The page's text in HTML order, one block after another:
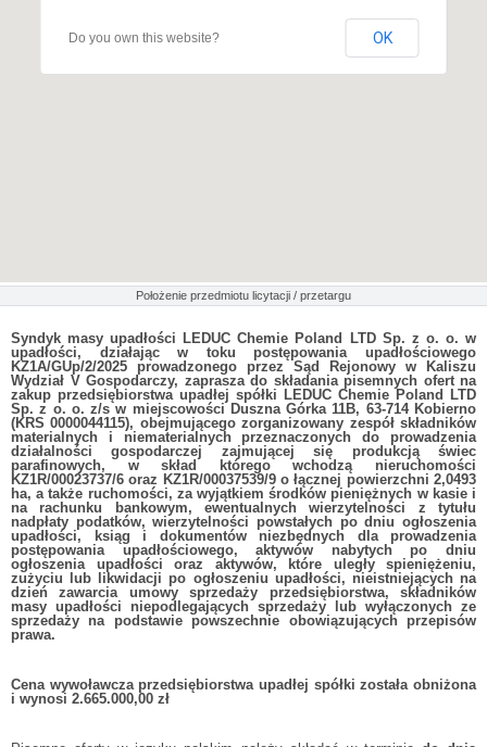
Do you own this website? OK
Położenie przedmiotu licytacji / przetargu
Syndyk masy upadłości LEDUC Chemie Poland LTD Sp. z o. o. w
upadłości, działając w toku postępowania upadłościowego
KZ1A/GUp/2/2025 prowadzonego przez Sąd Rejonowy w Kaliszu
Wydział V Gospodarczy, zaprasza do składania pisemnych ofert na
zakup przedsiębiorstwa upadłej spółki LEDUC Chemie Poland LTD
Sp. z o. o. z/s w miejscowości Duszna Górka 11B, 63-714 Kobierno
(KRS 0000044115), obejmującego zorganizowany zespół składników
materialnych i niematerialnych przeznaczonych do prowadzenia
działalności gospodarczej zajmującej się produkcją świec
parafinowych, w skład którego wchodzą nieruchomości
KZ1R/00023737/6 oraz KZ1R/00037539/9 o łącznej powierzchni 2,0493
ha, a także ruchomości, za wyjątkiem środków pieniężnych w kasie i
na rachunku bankowym, ewentualnych wierzytelności z tytułu
nadpłaty podatków, wierzytelności powstałych po dniu ogłoszenia
upadłości, ksiąg i dokumentów niezbędnych dla prowadzenia
postępowania upadłościowego, aktywów nabytych po dniu
ogłoszenia upadłości oraz aktywów, które uległy spieniężeniu,
zużyciu lub likwidacji po ogłoszeniu upadłości, nieistniejących na
dzień zawarcia umowy sprzedaży przedsiębiorstwa, składników
masy upadłości niepodlegających sprzedaży lub wyłączonych ze
sprzedaży na podstawie powszechnie obowiązujących przepisów
prawa.
Cena wywoławcza przedsiębiorstwa upadłej spółki została obniżona
i wynosi 2.665.000,00 zł